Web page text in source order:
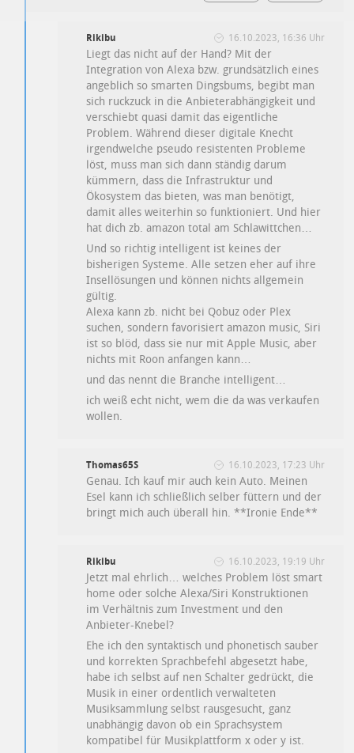
Rikibu 16.10.2023, 16:36 Uhr
Liegt das nicht auf der Hand? Mit der
Integration von Alexa bzw. grundsätzlich eines
angeblich so smarten Dingsbums, begibt man
sich ruckzuck in die Anbieterabhängigkeit und
verschiebt quasi damit das eigentliche
Problem. Während dieser digitale Knecht
irgendwelche pseudo resistenten Probleme
löst, muss man sich dann ständig darum
kümmern, dass die Infrastruktur und
Ökosystem das bieten, was man benötigt,
damit alles weiterhin so funktioniert. Und hier
hat dich zb. amazon total am Schlawittchen…
Und so richtig intelligent ist keines der
bisherigen Systeme. Alle setzen eher auf ihre
Insellösungen und können nichts allgemein
gültig.
Alexa kann zb. nicht bei Qobuz oder Plex
suchen, sondern favorisiert amazon music, Siri
ist so blöd, dass sie nur mit Apple Music, aber
nichts mit Roon anfangen kann…
und das nennt die Branche intelligent…
ich weiß echt nicht, wem die da was verkaufen
wollen.
Thomas65S 16.10.2023, 17:23 Uhr
Genau. Ich kauf mir auch kein Auto. Meinen
Esel kann ich schließlich selber füttern und der
bringt mich auch überall hin. **Ironie Ende**
Rikibu 16.10.2023, 19:19 Uhr
Jetzt mal ehrlich… welches Problem löst smart
home oder solche Alexa/Siri Konstruktionen
im Verhältnis zum Investment und den
Anbieter-Knebel?
Ehe ich den syntaktisch und phonetisch sauber
und korrekten Sprachbefehl abgesetzt habe,
habe ich selbst auf nen Schalter gedrückt, die
Musik in einer ordentlich verwalteten
Musiksammlung selbst rausgesucht, ganz
unabhängig davon ob ein Sprachsystem
kompatibel für Musikplattform x oder y ist.